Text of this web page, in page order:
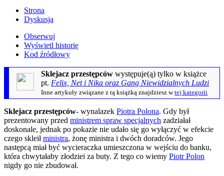
Strona
Dyskusja
Obserwuj
Wyświetl historię
Kod źródłowy
Sklejacz przestępców występuje(ą) tylko w książce
pt. Felix, Net i Nika oraz Gang Niewidzialnych Ludzi
Inne artykuły związane z tą książką znajdziesz wtej kategorii
Sklejacz przestępców- wynalazek Piotra Polona. Gdy był
prezentowany przed ministrem spraw specjalnych zadziałał
doskonale, jednak po pokazie nie udało się go wyłączyć w efekcie
czego skleiłministra, żonę ministra i dwóch doradców. Jego
następcą miał być wycieraczka umieszczona w wejściu do banku,
która chwytałaby złodziei za buty. Z tego co wiemy Piotr Polon
nigdy go nie zbudował.